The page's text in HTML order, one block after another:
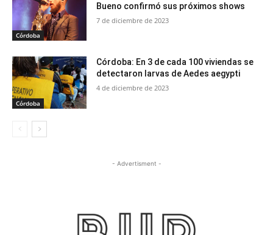
Córdoba
Bueno confirmó sus próximos shows
7 de diciembre de 2023
Córdoba
Córdoba: En 3 de cada 100 viviendas se
detectaron larvas de Aedes aegypti
4 de diciembre de 2023
- Advertisment -